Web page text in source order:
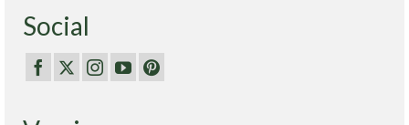
Social